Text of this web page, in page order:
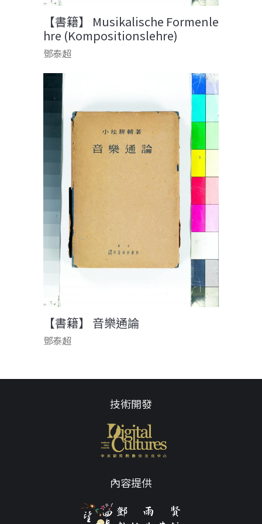
【書籍】 Musikalische Formenle
hre (Kompositionslehre)
鄧泰超
【書籍】 音樂通論
鄧泰超
技術開發
內容提供